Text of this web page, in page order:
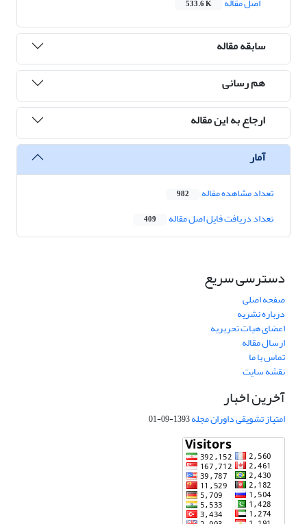
533.6 K
سابقه مقاله
هم رسانی
ارجاع به این مقاله
آمار
تعداد مشاهده مقاله 982
تعداد دریافت فایل اصل مقاله 409
دسترسی سریع
صفحه اصلی
درباره نشریه
اعضای هیات تحریریه
ارسال مقاله
تماس با ما
نقشه سایت
آخرین اخبار
امتیاز تشویقی داوران مجله1393-09-01